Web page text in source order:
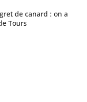
de canard : on a
Tours